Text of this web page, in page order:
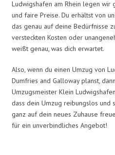
Ludwigshafen am Rhein legen wir
und faire Preise. Du erhältst von
das genau auf deine Bedürfnisse
versteckten Kosten oder
weißt genau, was dich erwartet.
Also, wenn du einen Umzug von
Dumfries and Galloway planst,
Umzugsmeister Klein
dass dein Umzug reibungslos und
ganz auf dein neues Zuhause
für ein unverbindliches Angebot!